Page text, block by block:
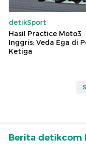
detikSport
Hasil Practice Moto3
Inggris: Veda Ega di
Ketiga
Berita detikcom